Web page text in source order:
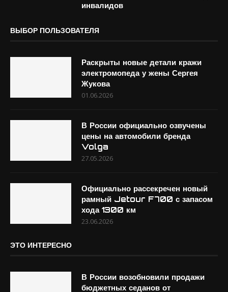
инвалидов
ВЫБОР ПОЛЬЗОВАТЕЛЯ
Раскрыты новые детали кражи
электромопеда у жены Сергея
Жукова
01.06.2026
В России официально озвучены
цены на автомобили бренда
Volga
27.05.2026
Официально рассекречен новый
рамный Jetour F700 с запасом
хода 1300 км
23.06.2026
ЭТО ИНТЕРЕСНО
В России возобновили продажи
бюджетных седанов от